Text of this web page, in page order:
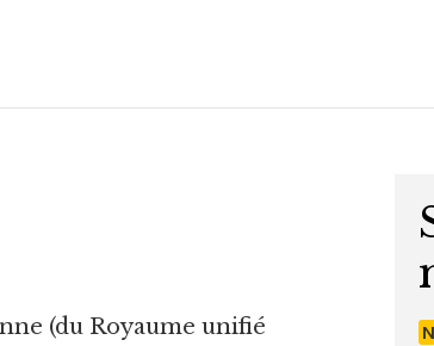
(du Royaume unifié